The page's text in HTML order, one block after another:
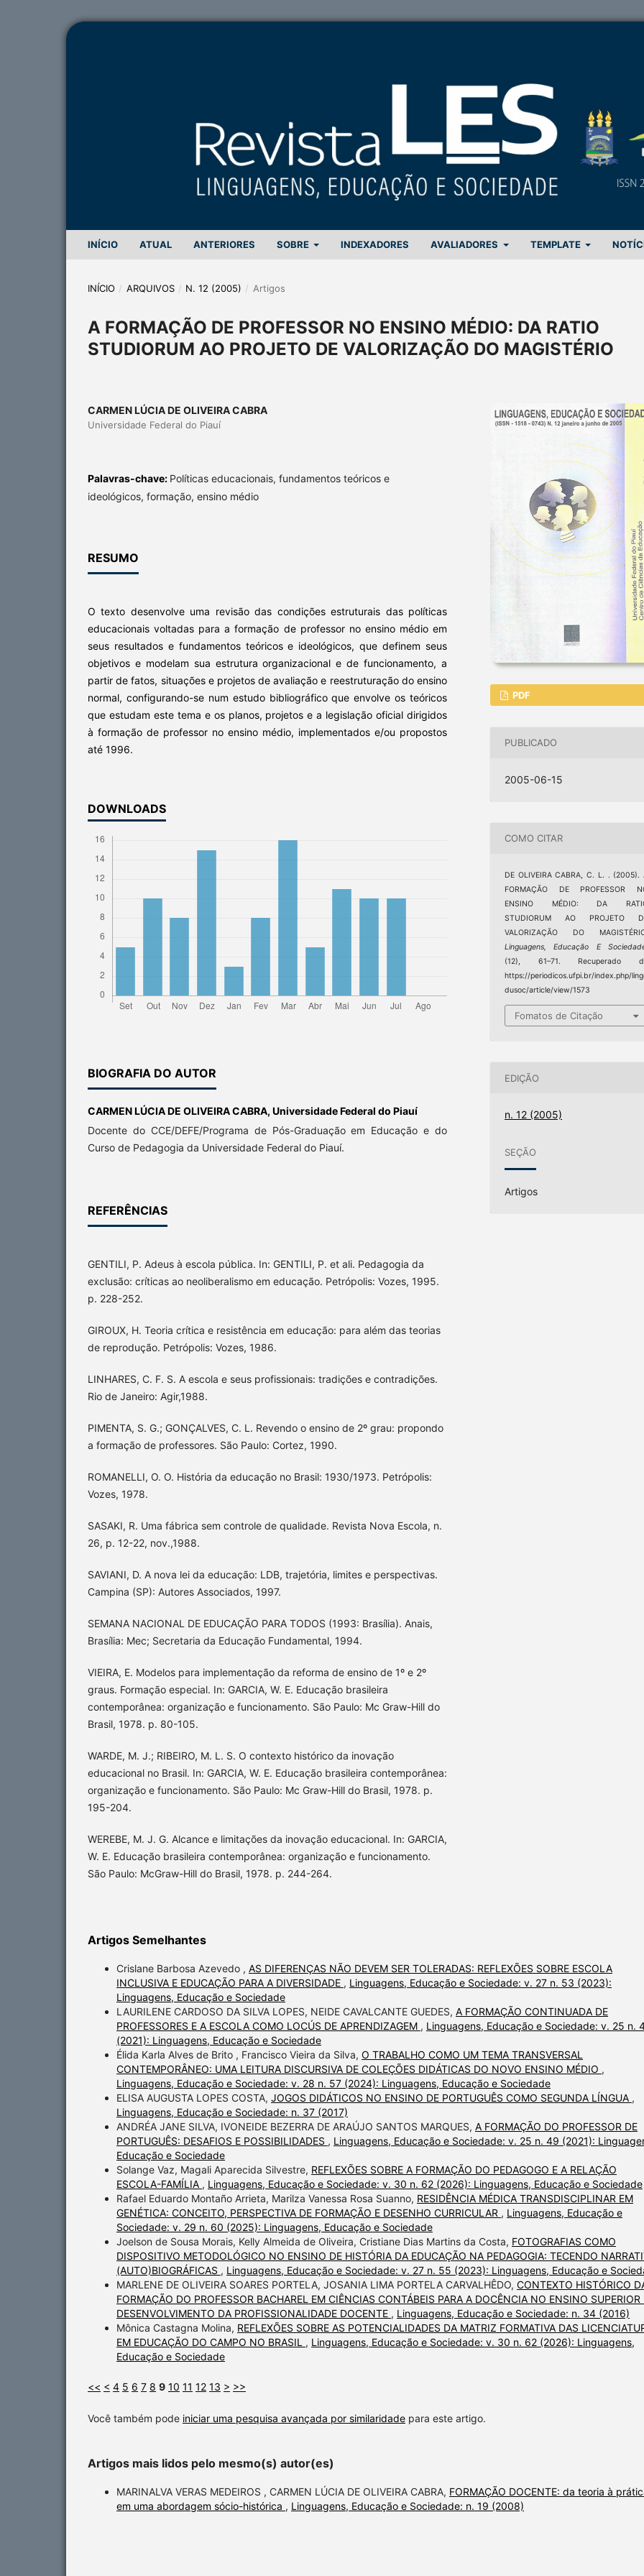
INÍCIO ATUAL ANTERIORES SOBRE INDEXADORES AVALIADORES TEMPLATE
INÍCIO / ARQUIVOS / N. 12 (2005) / Artigos
A FORMAÇÃO DE PROFESSOR NO ENSINO MÉDIO: DA RATIO
STUDIORUM AO PROJETO DE VALORIZAÇÃO DO MAGISTÉRIO
CARMEN LÚCIA DE OLIVEIRA CABRA
Universidade Federal do Piauí
Palavras-chave: Políticas educacionais, fundamentos teóricos e
ideológicos, formação, ensino médio
RESUMO
O texto desenvolve uma revisão das condições estruturais das políticas
educacionais voltadas para a formação de professor no ensino médio em
seus resultados e fundamentos teóricos e ideológicos, que definem seus
objetivos e modelam sua estrutura organizacional e de funcionamento, a
partir de fatos, situações e projetos de avaliação e reestruturação do ensino
normal, configurando-se num estudo bibliográfico que envolve os teóricos
que estudam este tema e os planos, projetos e a legislação oficial dirigidos
à formação de professor no ensino médio, implementados e/ou propostos
até 1996.
DOWNLOADS
BIOGRAFIA DO AUTOR
CARMEN LÚCIA DE OLIVEIRA CABRA, Universidade Federal do Piauí
Docente do CCE/DEFE/Programa de Pós-Graduação em Educação e do
Curso de Pedagogia da Universidade Federal do Piauí.
REFERÊNCIAS
GENTILI, P. Adeus à escola pública. In: GENTILI, P. et ali. Pedagogia da
exclusão: críticas ao neoliberalismo em educação. Petrópolis: Vozes, 1995.
p. 228-252.
GIROUX, H. Teoria crítica e resistência em educação: para além das teorias
de reprodução. Petrópolis: Vozes, 1986.
LINHARES, C. F. S. A escola e seus profissionais: tradições e contradições.
Rio de Janeiro: Agir,1988.
PIMENTA, S. G.; GONÇALVES, C. L. Revendo o ensino de 2º grau: propondo
a formação de professores. São Paulo: Cortez, 1990.
ROMANELLI, O. O. História da educação no Brasil: 1930/1973. Petrópolis:
Vozes, 1978.
SASAKI, R. Uma fábrica sem controle de qualidade. Revista Nova Escola, n.
26, p. 12-22, nov.,1988.
SAVIANI, D. A nova lei da educação: LDB, trajetória, limites e perspectivas.
Campina (SP): Autores Associados, 1997.
SEMANA NACIONAL DE EDUCAÇÃO PARA TODOS (1993: Brasília). Anais,
Brasília: Mec; Secretaria da Educação Fundamental, 1994.
VIEIRA, E. Modelos para implementação da reforma de ensino de 1º e 2º
graus. Formação especial. In: GARCIA, W. E. Educação brasileira
contemporânea: organização e funcionamento. São Paulo: Mc Graw-Hill do
Brasil, 1978. p. 80-105.
WARDE, M. J.; RIBEIRO, M. L. S. O contexto histórico da inovação
educacional no Brasil. In: GARCIA, W. E. Educação brasileira contemporânea:
organização e funcionamento. São Paulo: Mc Graw-Hill do Brasil, 1978. p.
195-204.
WEREBE, M. J. G. Alcance e limitações da inovação educacional. In: GARCIA,
W. E. Educação brasileira contemporânea: organização e funcionamento.
São Paulo: McGraw-Hill do Brasil, 1978. p. 244-264.
PDF
PUBLICADO
2005-06-15
COMO CITAR
DE OLIVEIRA CABRA, C. L. . (2005).
FORMAÇÃO DE PROFESSOR
ENSINO MÉDIO: DA
STUDIORUM AO PROJETO
VALORIZAÇÃO DO
Linguagens, Educação E
(12), 61–71. Recuperado
https://periodicos.ufpi.br/index.php/
dusoc/article/view/1573
Fomatos de Citação
EDIÇÃO
n. 12 (2005)
SEÇÃO
Artigos
Artigos Semelhantes
Crislane Barbosa Azevedo , AS DIFERENÇAS NÃO DEVEM SER TOLERADAS: REFLEXÕES SOBRE ESCOLA
INCLUSIVA E EDUCAÇÃO PARA A DIVERSIDADE , Linguagens, Educação e Sociedade: v. 27 n. 53 (2023):
Linguagens, Educação e Sociedade
LAURILENE CARDOSO DA SILVA LOPES, NEIDE CAVALCANTE GUEDES, A FORMAÇÃO CONTINUADA DE
PROFESSORES E A ESCOLA COMO LOCÚS DE APRENDIZAGEM , Linguagens, Educação e Sociedade: v. 25 n.
(2021): Linguagens, Educação e Sociedade
Élida Karla Alves de Brito , Francisco Vieira da Silva, O TRABALHO COMO UM TEMA TRANSVERSAL
CONTEMPORÂNEO: UMA LEITURA DISCURSIVA DE COLEÇÕES DIDÁTICAS DO NOVO ENSINO MÉDIO ,
Linguagens, Educação e Sociedade: v. 28 n. 57 (2024): Linguagens, Educação e Sociedade
ELISA AUGUSTA LOPES COSTA, JOGOS DIDÁTICOS NO ENSINO DE PORTUGUÊS COMO SEGUNDA LÍNGUA ,
Linguagens, Educação e Sociedade: n. 37 (2017)
ANDRÉA JANE SILVA, IVONEIDE BEZERRA DE ARAÚJO SANTOS MARQUES, A FORMAÇÃO DO PROFESSOR DE
PORTUGUÊS: DESAFIOS E POSSIBILIDADES , Linguagens, Educação e Sociedade: v. 25 n. 49 (2021):
Educação e Sociedade
Solange Vaz, Magali Aparecida Silvestre, REFLEXÕES SOBRE A FORMAÇÃO DO PEDAGOGO E A RELAÇÃO
ESCOLA-FAMÍLIA , Linguagens, Educação e Sociedade: v. 30 n. 62 (2026): Linguagens, Educação e Sociedade
Rafael Eduardo Montaño Arrieta, Marilza Vanessa Rosa Suanno, RESIDÊNCIA MÉDICA TRANSDISCIPLINAR EM
GENÉTICA: CONCEITO, PERSPECTIVA DE FORMAÇÃO E DESENHO CURRICULAR , Linguagens, Educação e
Sociedade: v. 29 n. 60 (2025): Linguagens, Educação e Sociedade
Joelson de Sousa Morais, Kelly Almeida de Oliveira, Cristiane Dias Martins da Costa, FOTOGRAFIAS COMO
DISPOSITIVO METODOLÓGICO NO ENSINO DE HISTÓRIA DA EDUCAÇÃO NA PEDAGOGIA: TECENDO
(AUTO)BIOGRÁFICAS , Linguagens, Educação e Sociedade: v. 27 n. 55 (2023): Linguagens, Educação e
MARLENE DE OLIVEIRA SOARES PORTELA, JOSANIA LIMA PORTELA CARVALHÊDO, CONTEXTO HISTÓRICO
FORMAÇÃO DO PROFESSOR BACHAREL EM CIÊNCIAS CONTÁBEIS PARA A DOCÊNCIA NO ENSINO SUPERIOR
DESENVOLVIMENTO DA PROFISSIONALIDADE DOCENTE , Linguagens, Educação e Sociedade: n. 34 (2016)
Mônica Castagna Molina, REFLEXÕES SOBRE AS POTENCIALIDADES DA MATRIZ FORMATIVA DAS
EM EDUCAÇÃO DO CAMPO NO BRASIL , Linguagens, Educação e Sociedade: v. 30 n. 62 (2026): Linguagens,
Educação e Sociedade
<< < 4 5 6 7 8 9 10 11 12 13 > >>
Você também pode iniciar uma pesquisa avançada por similaridade para este artigo.
Artigos mais lidos pelo mesmo(s) autor(es)
MARINALVA VERAS MEDEIROS , CARMEN LÚCIA DE OLIVEIRA CABRA, FORMAÇÃO DOCENTE: da teoria à
em uma abordagem sócio-histórica , Linguagens, Educação e Sociedade: n. 19 (2008)